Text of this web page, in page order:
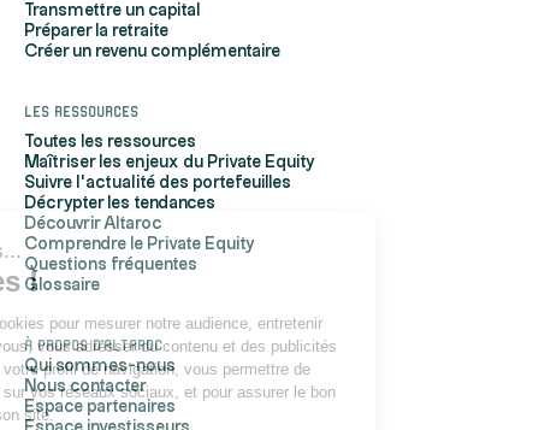
Salut c'est nous...
les Cookies !
Altaroc utilise des cookies pour mesurer notre audience, entretenir
notre relation avec vous, vous adresser du contenu et des publicités
personnalisés selon votre profil de navigation, vous permettre de
partager du contenu sur vos réseaux sociaux, et pour assurer le bon
fonctionnement de son site.
Transmettre un capital
Préparer la retraite
Créer un revenu complémentaire
Les ressources
Toutes les ressources
Maîtriser les enjeux du Private Equity
Suivre l'actualité des portefeuilles
Décrypter les tendances
Découvrir Altaroc
Comprendre le Private Equity
Questions fréquentes
Glossaire
À propos d'Altaroc
Qui sommes-nous
Nous contacter
Espace partenaires